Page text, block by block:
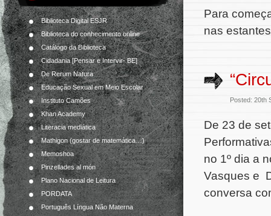
Biblioteca Digital ESJR
Biblioteca do conhecimento online
Catálogo da Biblioteca
Cidadania [Pensar e Intervir- BE]
De Rerum Natura
Educação Sexual em Meio Escolar
Instituto Camões
Khan Academy
Literacia mediática
Mathigon (gostar de matemática…)
Memoshoa
Pinzellades al món
Plano Nacional de Leitura
PORDATA
Português Língua Não Materna
Para
nas
Posted: 20th
De 23 de
no 1º dia a
Vasques e
conversa